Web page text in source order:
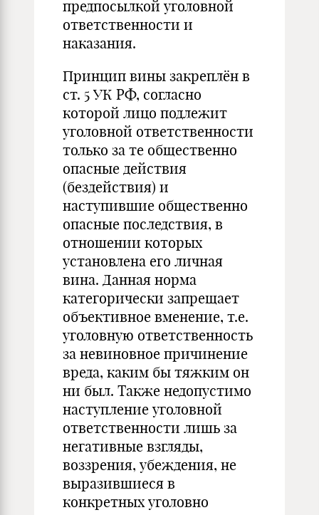
предпосылкой уголовной
ответственности и
наказания.
Принцип вины закреплён в
ст. 5 УК РФ, согласно
которой лицо подлежит
уголовной ответственности
только за те общественно
опасные действия
(бездействия) и
наступившие общественно
опасные последствия, в
отношении которых
установлена его личная
вина. Данная норма
категорически запрещает
объективное вменение, т.е.
уголовную ответственность
за невиновное причинение
вреда, каким бы тяжким он
ни был. Также недопустимо
наступление уголовной
ответственности лишь за
негативные взгляды,
воззрения, убеждения, не
выразившиеся в
конкретных уголовно